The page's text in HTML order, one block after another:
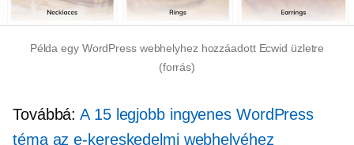
Példa egy WordPress webhelyhez hozzáadott Ecwid üzletre
(forrás)
Továbbá:A 15 legjobb ingyenes WordPress
téma az e-kereskedelmi webhelyéhez